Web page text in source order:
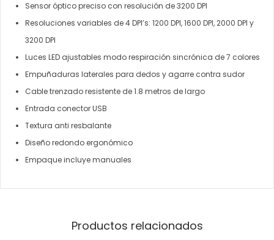
Sensor óptico preciso con resolución de 3200 DPI
Resoluciones variables de 4 DPI’s: 1200 DPI, 1600 DPI, 2000 DPI y
3200 DPI
Luces LED ajustables modo respiración sincrónica de 7 colores
Empuñaduras laterales para dedos y agarre contra sudor
Cable trenzado resistente de 1.8 metros de largo
Entrada conector USB
Textura anti resbalante
Diseño redondo ergonómico
Empaque incluye manuales
Productos relacionados